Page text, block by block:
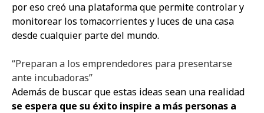
por eso creó una plataforma que permite controlar y
monitorear los tomacorrientes y luces de una casa
desde cualquier parte del mundo.
“Preparan a los emprendedores para presentarse
ante incubadoras”
Además de buscar que estas ideas sean una realidad
se espera que su éxito inspire a más personas a